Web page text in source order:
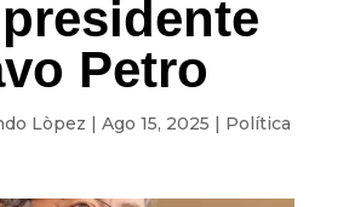
Petro
Lòpez | Ago 15, 2025 | Política